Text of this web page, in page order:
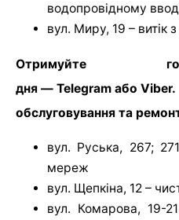
водопровідному
вул. Миру, 19 – витік
Отримуйте
дня — Telegram або Viber.
обслуговування та
вул. Руська, 267;
мереж
вул. Щепкіна, 12 –
вул. Комарова, 19-